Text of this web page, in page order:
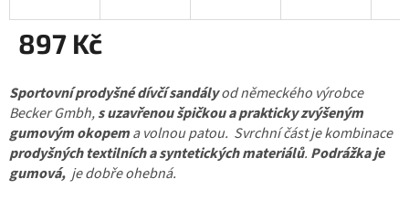
897 Kč
cena:
Sportovní prodyšné dívčí sandályod německého výrobce
Becker Gmbh,s uzavřenou špičkou a prakticky zvýšeným
gumovým okopema volnou patou. Svrchní část je kombinace
prodyšných textilních a syntetických materiálů. Podrážka je
gumová, je dobře ohebná.